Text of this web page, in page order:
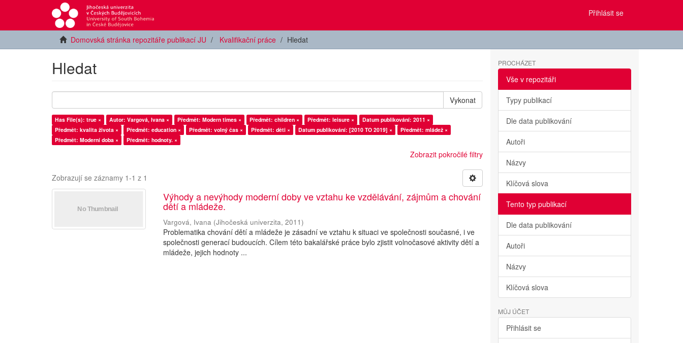
Přihlásit se
Domovská stránka repozitáře publikací JU Kvalifikační práce Hledat
Hledat
Vykonat
Has File(s): true × Autor: Vargová, Ivana × Předmět: Modern times × Předmět: children × Předmět: leisure ×
Datum publikování: 2011 ×
Předmět: kvalita života ×
Předmět: education × Předmět: volný čas × Předmět: děti × Datum publikování: [2010 TO 2019] ×
Předmět: mládež ×
Předmět: Moderní doba ×
Předmět: hodnoty. ×
Zobrazit pokročilé filtry
Zobrazují se záznamy 1-1 z 1
Výhody a nevýhody moderní doby ve vztahu ke vzdělávání, zájmům a chování
dětí a mládeže.
Vargová, Ivana (Jihočeská univerzita,2011)
Problematika chování dětí a mládeže je zásadní ve vztahu k situaci ve společnosti současné, i ve
společnosti generací budoucích. Cílem této bakalářské práce bylo zjistit volnočasové aktivity dětí a
mládeže, jejich hodnoty ...
PROCHÁZET
Vše v repozitáři
Typy publikací
Dle data publikování
Autoři
Názvy
Klíčová slova
Tento typ publikací
Dle data publikování
Autoři
Názvy
Klíčová slova
MŮJ ÚČET
Přihlásit se